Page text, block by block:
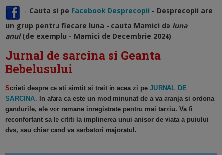
→ Cauta si pe Facebook Desprecopii - Desprecopii are
un grup pentru fiecare luna - cauta Mamici de luna
anul (de exemplu - Mamici de Decembrie 2024)
Jurnal de sarcina si Geanta
Bebelusului
Scrieti despre ce ati simtit si trait in acea zi pe JURNAL DE
SARCINA.
In afara ca este un mod minunat de a va aranja si ordona
gandurile, ele vor ramane inregistrate pentru mai tarziu. Va fi
reconfortant sa le cititi la implinerea unui anisor de viata a puiului
dvs, sau chiar cand va sarbatori majoratul.